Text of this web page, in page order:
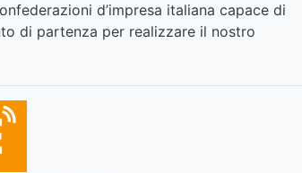
d’impresa italiana capace di
di partenza per realizzare il nostro